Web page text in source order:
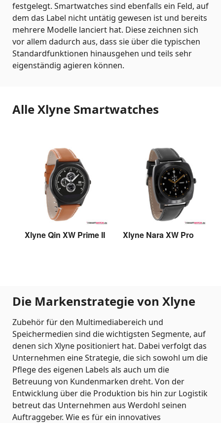
festgelegt. Smartwatches sind ebenfalls ein Feld, auf
dem das Label nicht untätig gewesen ist und bereits
mehrere Modelle lanciert hat. Diese zeichnen sich
vor allem dadurch aus, dass sie über die typischen
Standardfunktionen hinausgehen und teils sehr
eigenständig agieren können.
Alle Xlyne Smartwatches
Xlyne Qin XW Prime II
Xlyne Nara XW Pro
Die Markenstrategie von Xlyne
Zubehör für den Multimediabereich und
Speichermedien sind die wichtigsten Segmente, auf
denen sich Xlyne positioniert hat. Dabei verfolgt das
Unternehmen eine Strategie, die sich sowohl um die
Pflege des eigenen Labels als auch um die
Betreuung von Kundenmarken dreht. Von der
Entwicklung über die Produktion bis hin zur Logistik
betreut das Unternehmen aus Werdohl seinen
Auftraggeber. Wie es für ein innovatives